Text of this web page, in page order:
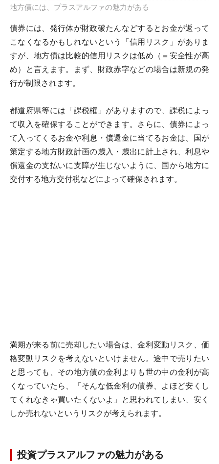
地方債には、プラスアルファの魅力がある
債券には、発行体が財政破たんなどするとお金が返って
こなくなるかもしれないという「信用リスク」がありま
すが、地方債は比較的信用リスクは低め（＝安全性が高
め）と言えます。まず、財政赤字などの場合は新規の発
行が制限されます。
都道府県等には「課税権」がありますので、課税によっ
て収入を確保することができます。さらに、債券によっ
て入ってくるお金や利息・償還金に当てるお金は、国が
策定する地方財政計画の歳入・歳出に計上され、利息や
償還金の支払いに支障が生じないように、国から地方に
交付する地方交付税などによって確保されます。
満期が来る前に売却したい場合は、金利変動リスク、価
格変動リスクを考えないといけません。途中で売りたい
と思っても、その地方債の金利よりも世の中の金利が高
くなっていたら、「そんな低金利の債券、よほど安くし
てくれなきゃ買いたくないよ」と思われてしまい、安く
しか売れないというリスクが考えられます。
投資プラスアルファの魅力がある